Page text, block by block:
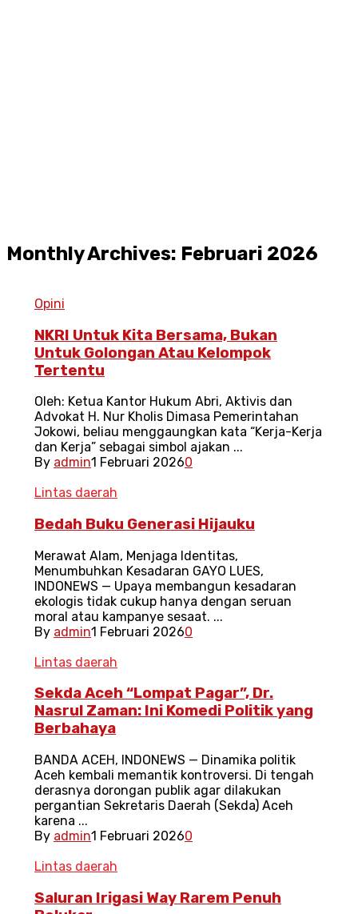
Monthly Archives: Februari 2026
Opini
NKRI Untuk Kita Bersama, Bukan
Untuk Golongan Atau Kelompok
Tertentu
Oleh: Ketua Kantor Hukum Abri, Aktivis dan
Advokat H. Nur Kholis Dimasa Pemerintahan
Jokowi, beliau menggaungkan kata “Kerja-Kerja
dan Kerja” sebagai simbol ajakan ...
By admin1 Februari 20260
Lintas daerah
Bedah Buku Generasi Hijauku
Merawat Alam, Menjaga Identitas,
Menumbuhkan Kesadaran GAYO LUES,
INDONEWS — Upaya membangun kesadaran
ekologis tidak cukup hanya dengan seruan
moral atau kampanye sesaat. ...
By admin1 Februari 20260
Lintas daerah
Sekda Aceh “Lompat Pagar”, Dr.
Nasrul Zaman: Ini Komedi Politik yang
Berbahaya
BANDA ACEH, INDONEWS — Dinamika politik
Aceh kembali memantik kontroversi. Di tengah
derasnya dorongan publik agar dilakukan
pergantian Sekretaris Daerah (Sekda) Aceh
karena ...
By admin1 Februari 20260
Lintas daerah
Saluran Irigasi Way Rarem Penuh